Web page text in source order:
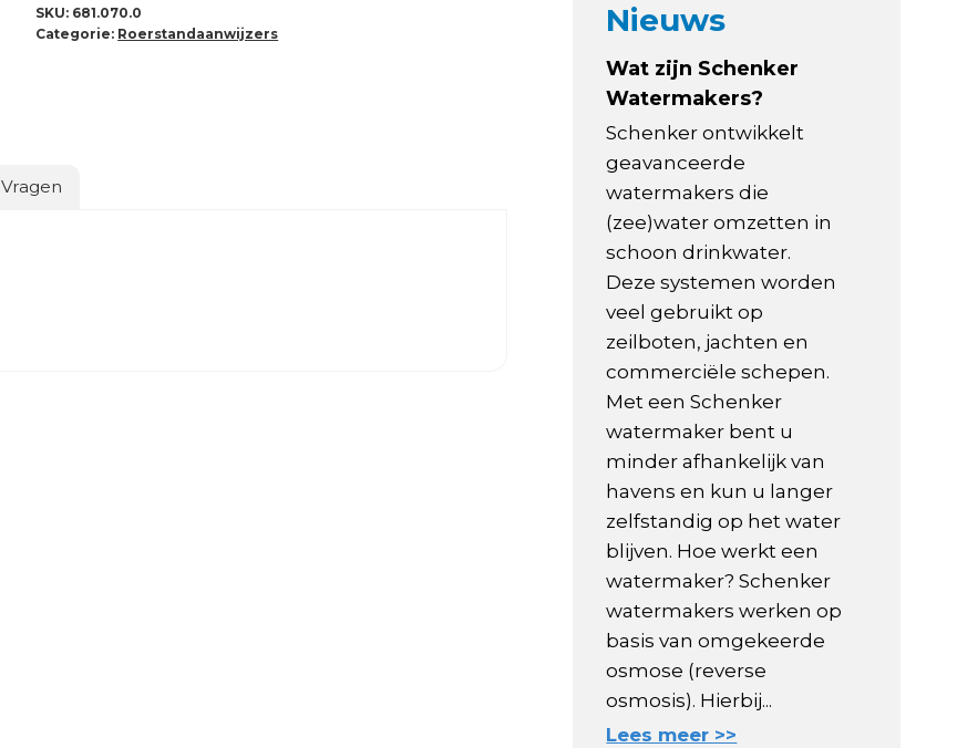
SKU: 681.070.0
Categorie: Roerstandaanwijzers
Vragen
Nieuws
Wat zijn Schenker
Watermakers?
Schenker ontwikkelt
geavanceerde
watermakers die
(zee)water omzetten in
schoon drinkwater.
Deze systemen worden
veel gebruikt op
zeilboten, jachten en
commerciële schepen.
Met een Schenker
watermaker bent u
minder afhankelijk van
havens en kun u langer
zelfstandig op het water
blijven. Hoe werkt een
watermaker? Schenker
watermakers werken op
basis van omgekeerde
osmose (reverse
osmosis). Hierbij...
Lees meer >>